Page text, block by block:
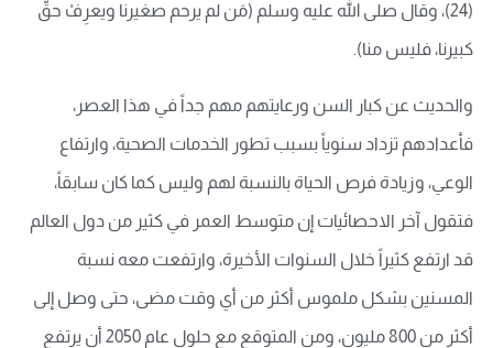
(24)، وقال صلى الله عليه وسلم (مَن لم يرحم صغيرنا ويعرِفْ حقَّ
كبيرنا، فليس منا).
والحديث عن كبار السن ورعايتهم مهم جداً في هذا العصر،
فأعدادهم تزداد سنوياً بسبب تطور الخدمات الصحية، وارتفاع
الوعي، وزيادة فرص الحياة بالنسبة لهم وليس كما كان سابقاً،
فتقول آخر الاحصائيات إن متوسط العمر في كثير من دول العالم
قد ارتفع كثيراً خلال السنوات الأخيرة، وارتفعت معه نسبة
المسنين بشكل ملموس أكثر من أي وقت مضى، حتى وصل إلى
أكثر من 800 مليون، ومن المتوقع مع حلول عام 2050 أن يرتفع